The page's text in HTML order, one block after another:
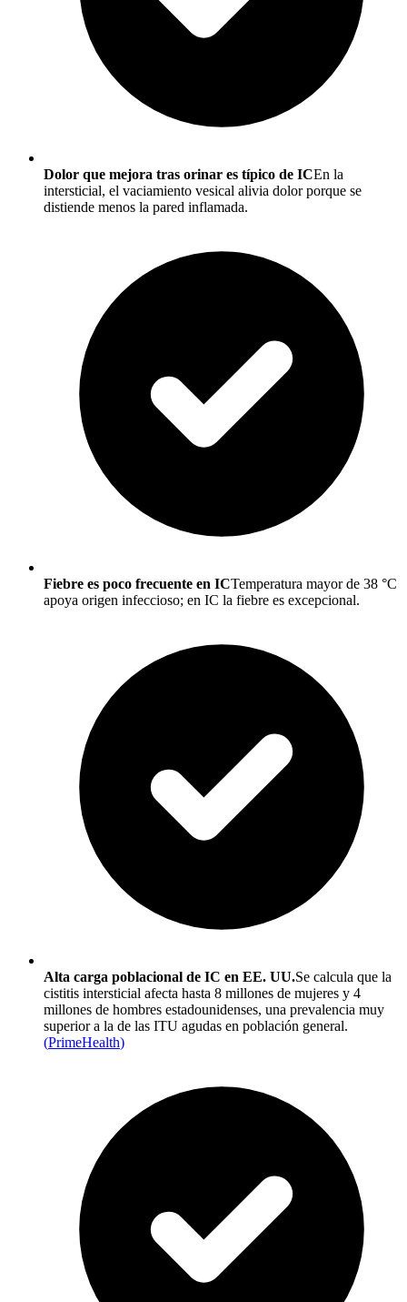
Dolor que mejora tras orinar es típico de ICEn la
intersticial, el vaciamiento vesical alivia dolor porque se
distiende menos la pared inflamada.
Fiebre es poco frecuente en ICTemperatura mayor de 38 °C
apoya origen infeccioso; en IC la fiebre es excepcional.
Alta carga poblacional de IC en EE. UU.Se calcula que la
cistitis intersticial afecta hasta 8 millones de mujeres y 4
millones de hombres estadounidenses, una prevalencia muy
superior a la de las ITU agudas en población general.
(PrimeHealth)